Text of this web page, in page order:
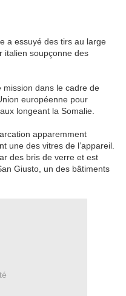
a essuyé des tirs au large
italien soupçonne des
mission dans le cadre de
européenne pour
longeant la Somalie.
apparemment
une des vitres de l’appareil.
des bris de verre et est
Giusto, un des bâtiments